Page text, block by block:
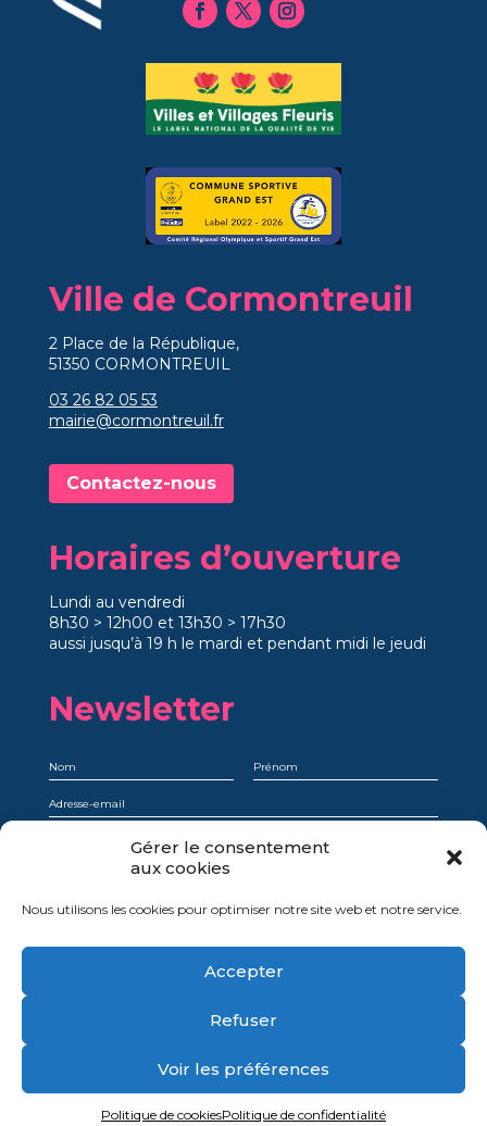
Gérer le consentement
aux cookies
Nous utilisons les cookies pour optimiser notre site web et notre service.
Accepter
Refuser
Voir les préférences
Politique de cookiesPolitique de confidentialité
Ville de Cormontreuil
2 Place de la République,
51350 CORMONTREUIL
03 26 82 05 53
mairie@cormontreuil.fr
Contactez-nous
Horaires d’ouverture
Lundi au vendredi
8h30 > 12h00 et 13h30 > 17h30
aussi jusqu’à 19 h le mardi et pendant midi le jeudi
Newsletter
Je comprends qu’en m’abonnant, je choisis explicitement de recevoir la
newsletter et que je peux facilement et à tout moment me désinscrire.
Politique de confidentialité
Politique de cookies